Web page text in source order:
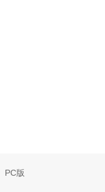
PC版